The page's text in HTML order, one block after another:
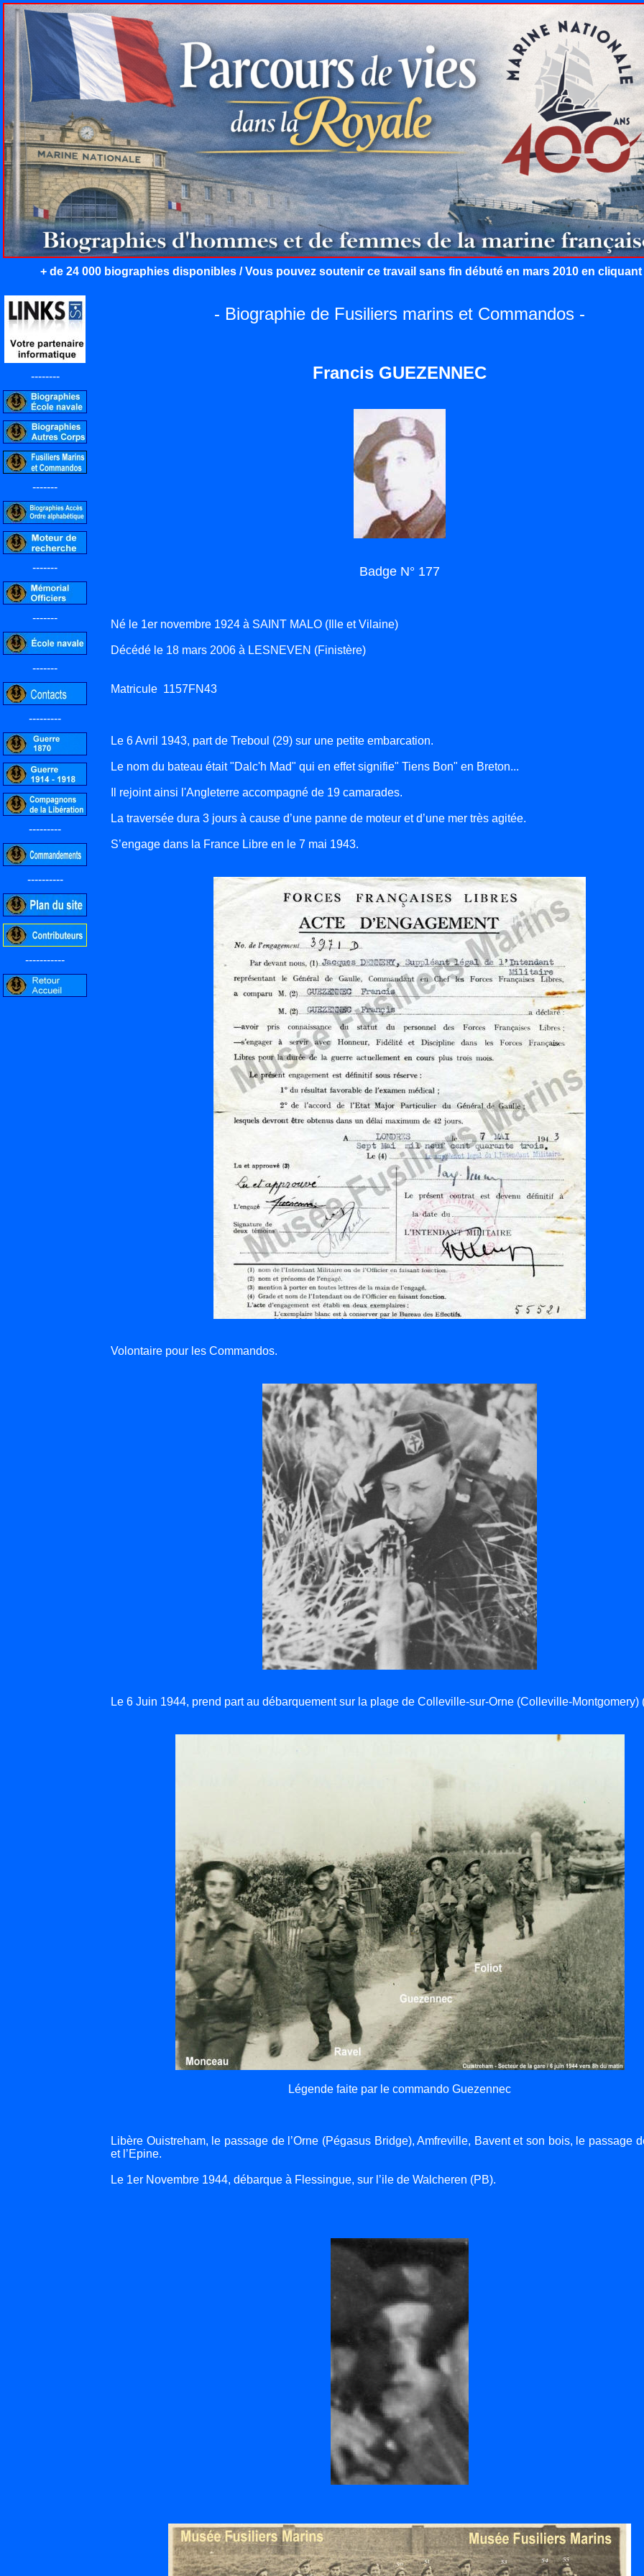
+ de 24 000 biographies disponibles / Vous pouvez soutenir ce travail sans fin débuté en mars 2010 en cliquant
--------
-------
-------
-------
-------
---------
---------
----------
-----------
- Biographie de Fusiliers marins et Commandos -
Francis GUEZENNEC
Badge N° 177
Né le 1er novembre 1924 à SAINT MALO (Ille et Vilaine)
Décédé le 18 mars 2006 à LESNEVEN (Finistère)
Matricule 1157FN43
Le 6 Avril 1943, part de Treboul (29) sur une petite embarcation.
Le nom du bateau était "Dalc'h Mad" qui en effet signifie" Tiens Bon" en Breton...
Il rejoint ainsi l'Angleterre accompagné de 19 camarades.
La traversée dura 3 jours à cause d’une panne de moteur et d’une mer très agitée.
S’engage dans la France Libre en le 7 mai 1943.
Volontaire pour les Commandos.
Le 6 Juin 1944, prend part au débarquement sur la plage de Colleville-sur-Orne (Colleville-Montgomery)
Légende faite par le commando Guezennec
Libère Ouistreham, le passage de l’Orne (Pégasus Bridge), Amfreville, Bavent et son bois, le passage
et l’Epine.
Le 1er Novembre 1944, débarque à Flessingue, sur l’ile de Walcheren (PB).